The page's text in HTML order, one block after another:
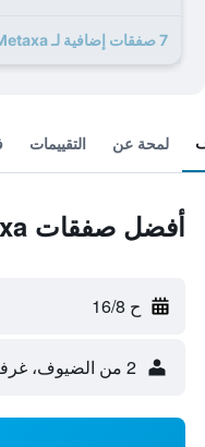
7 صفقات إضافية لـ Hotel Metaxa
لمحة عن التقييمات
أفضل صفقات Hotel Metaxa
ح 16/8
2 من الضيوف، غرفة واحدة